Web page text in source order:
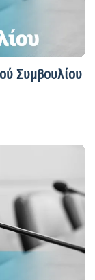
Συμβουλίου